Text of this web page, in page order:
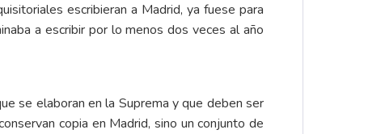
escribieran a Madrid, ya fuese para
a escribir por lo menos dos veces al año
se elaboran en la Suprema y que deben ser
copia en Madrid, sino un conjunto de